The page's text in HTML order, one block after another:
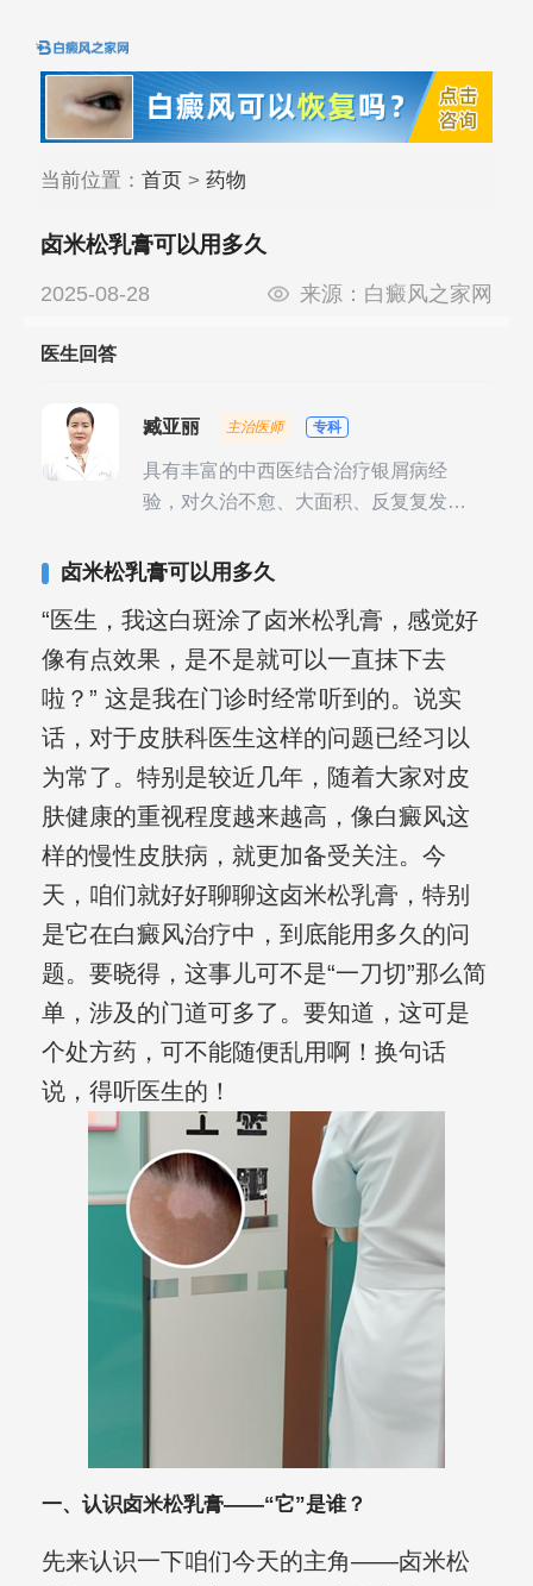
当前位置： 首页> 药物
卤米松乳膏可以用多久
2025-08-28 来源： 白癜风之家网
医生回答
臧亚丽 主治医师 专科
具有丰富的中西医结合治疗银屑病经
验，对久治不愈、大面积、反复复发性
卤米松乳膏可以用多久
“医生，我这白斑涂了卤米松乳膏，感觉好
像有点效果，是不是就可以一直抹下去
啦？” 这是我在门诊时经常听到的。说实
话，对于皮肤科医生这样的问题已经习以
为常了。特别是较近几年，随着大家对皮
肤健康的重视程度越来越高，像白癜风这
样的慢性皮肤病，就更加备受关注。今
天，咱们就好好聊聊这卤米松乳膏，特别
是它在白癜风治疗中，到底能用多久的问
题。要晓得，这事儿可不是“一刀切”那么简
单，涉及的门道可多了。要知道，这可是
个处方药，可不能随便乱用啊！换句话
说，得听医生的！
一、认识卤米松乳膏——“它”是谁？
先来认识一下咱们今天的主角——卤米松